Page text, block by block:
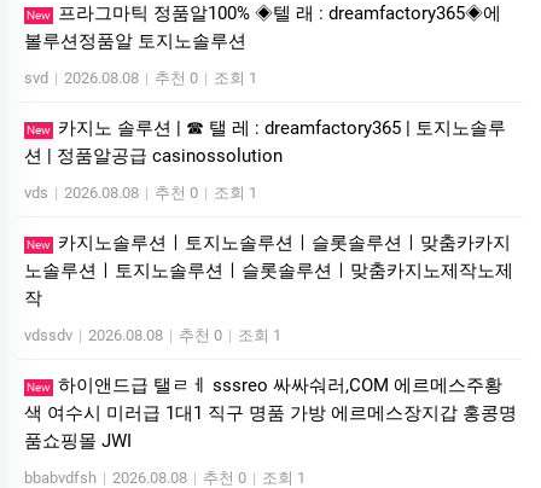
New
프라그마틱 정품알100% ◈텔 래 : dreamfactory365◈에
볼루션정품알 토지노솔루션
svd | 2026.08.08 | 추천 0 | 조회 1
New
카지노 솔루션 | ☎ 탤 레 : dreamfactory365 | 토지노솔루
션 | 정품알공급 casinossolution
vds | 2026.08.08 | 추천 0 | 조회 1
New
카지노솔루션ㅣ토지노솔루션ㅣ슬롯솔루션ㅣ맞춤카카지
노솔루션ㅣ토지노솔루션ㅣ슬롯솔루션ㅣ맞춤카지노제작노제
작
vdssdv | 2026.08.08 | 추천 0 | 조회 1
New 하이앤드급 탤ㄹㅔ sssreo 싸싸숴러,COM 에르메스주황
색 여수시 미러급 1대1 직구 명품 가방 에르메스장지갑 홍콩명
품쇼핑몰 JWI
bbabvdfsh | 2026.08.08 | 추천 0 | 조회 1